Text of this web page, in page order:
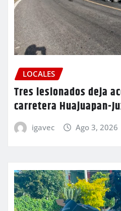
LOCALES
Tres lesionados deja
carretera Huajuapan-
igavec Ago 3, 2026